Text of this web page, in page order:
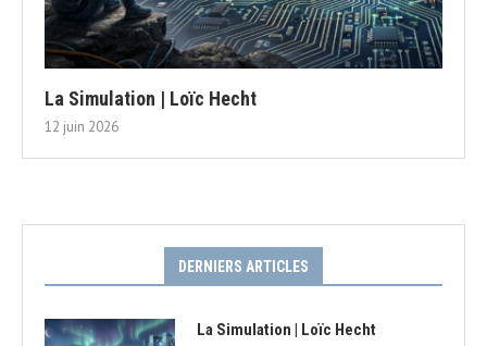
La Simulation | Loïc Hecht
12 juin 2026
DERNIERS ARTICLES
La Simulation | Loïc Hecht